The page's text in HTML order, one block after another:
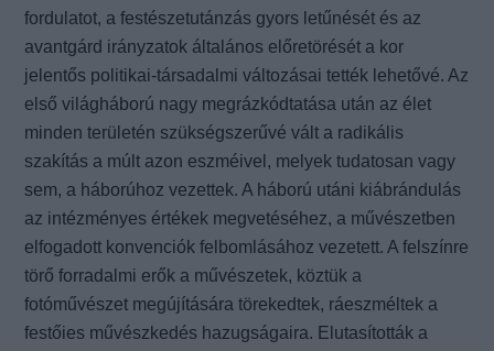
fordulatot, a festészetutánzás gyors letűnését és az
avantgárd irányzatok általános előretörését a kor
jelentős politikai-társadalmi változásai tették lehetővé. Az
első világháború nagy megrázkódtatása után az élet
minden területén szükségszerűvé vált a radikális
szakítás a múlt azon eszméivel, melyek tudatosan vagy
sem, a háborúhoz vezettek. A háború utáni kiábrándulás
az intézményes értékek megvetéséhez, a művészetben
elfogadott konvenciók felbomlásához vezetett. A felszínre
törő forradalmi erők a művészetek, köztük a
fotóművészet megújítására törekedtek, ráeszméltek a
festőies művészkedés hazugságaira. Elutasították a